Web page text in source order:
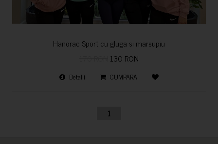
Hanorac Sport cu gluga si marsupiu
130 RON
Detalii CUMPARA
1